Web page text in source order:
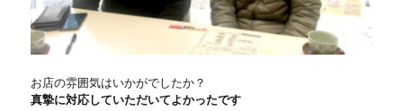
お店の雰囲気はいかがでしたか？
真摯に対応していただいてよかったです